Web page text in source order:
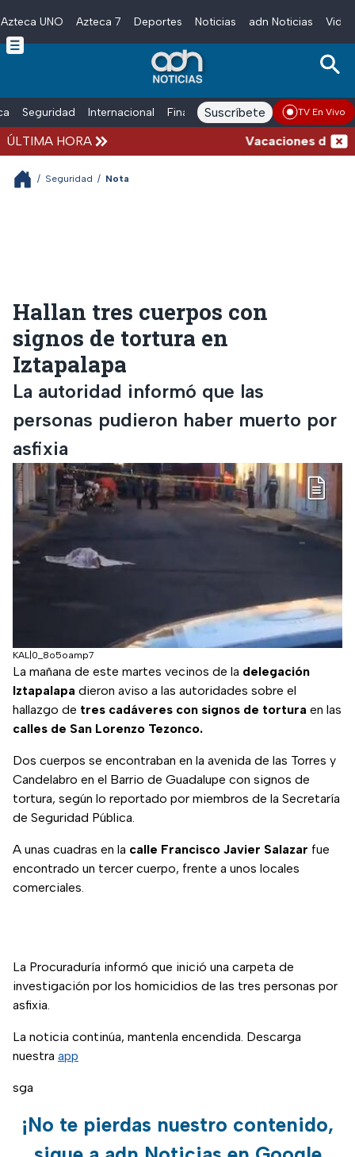
Skip to main content
Azteca UNO Azteca 7 Deportes Noticias adn Noticias
Seguridad Internacional Finanzas adn Noticias Radio
Suscríbete TV En Vivo
ÚLTIMA HORA Vacaciones de
/ Seguridad / Nota
Hallan tres cuerpos con
signos de tortura en
Iztapalapa
La autoridad informó que las
personas pudieron haber muerto por
asfixia
KAL|0_8o5oamp7
La mañana de este martes vecinos de la delegación
Iztapalapa dieron aviso a las autoridades sobre el
hallazgo de tres cadáveres con signos de tortura en las
calles de San Lorenzo Tezonco.
Dos cuerpos se encontraban en la avenida de las Torres y
Candelabro en el Barrio de Guadalupe con signos de
tortura, según lo reportado por miembros de la Secretaría
de Seguridad Pública.
A unas cuadras en la calle Francisco Javier Salazar fue
encontrado un tercer cuerpo, frente a unos locales
comerciales.
La Procuraduría informó que inició una carpeta de
investigación por los homicidios de las tres personas por
asfixia.
La noticia continúa, mantenla encendida. Descarga
nuestra app
sga
¡No te pierdas nuestro contenido,